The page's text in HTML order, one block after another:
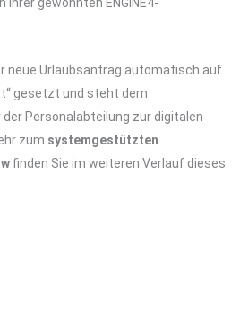
neue Urlaubsantrag automatisch auf
gesetzt und steht dem
Personalabteilung zur digitalen
zum systemgestützten
finden Sie im weiteren Verlauf dieses